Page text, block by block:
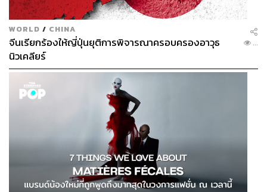
WORLD / CHINA
จีนเรียกร้องให้ญี่ปุ่นยุติการพิจารณาครอบครองอาวุธ
นิวเคลียร์
...